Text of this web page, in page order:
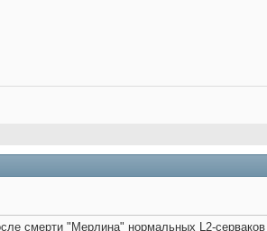
смерти "Мерлина" нормальных L2-